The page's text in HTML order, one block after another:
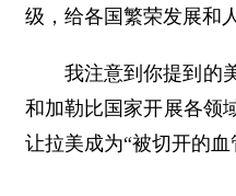
级，给各国繁荣发展和
我注意到你提到的
和加勒比国家开展各领
让拉美成为“被切开的